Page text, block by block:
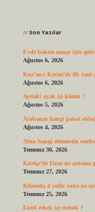
Son Yazılar
Evde bakım maaşı için
Ağustos 6, 2026
Kur’an-ı Kerim’de ilk ismi
Ağustos 6, 2026
Aydaki ayak izi kimin ?
Ağustos 5, 2026
Arabanın hangi paket
Ağustos 4, 2026
Altın hangi elementin
Temmuz 30, 2026
Kürtçe’de Firaz ne anlama
Temmuz 27, 2026
Klimada 4 yollu vana ne
Temmuz 25, 2026
Entel erkek ne demek ?